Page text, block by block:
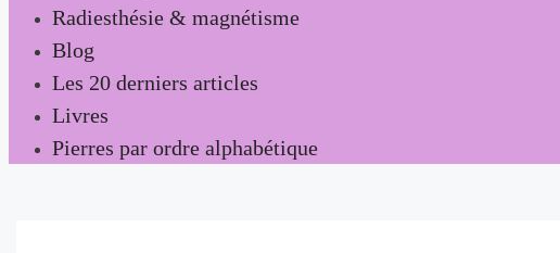
Radiesthésie & magnétisme
Blog
Les 20 derniers articles
Livres
Pierres par ordre alphabétique